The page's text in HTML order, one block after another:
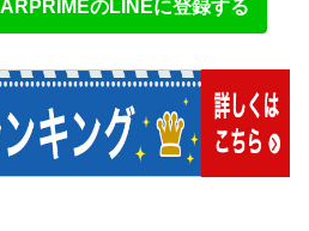
のLINEに登録する